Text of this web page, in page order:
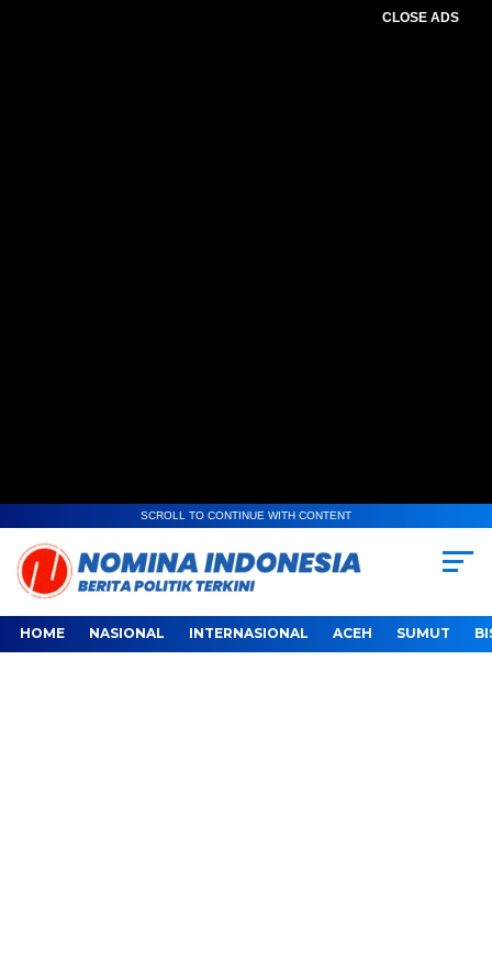
CLOSE ADS
SCROLL TO CONTINUE WITH CONTENT
HOME NASIONAL INTERNASIONAL ACEH SUMUT